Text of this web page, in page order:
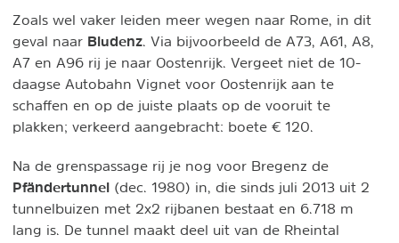
Zoals wel vaker leiden meer wegen naar Rome, in dit
geval naar Bludenz . Via bijvoorbeeld de A73, A61, A8,
A7 en A96 rij je naar Oostenrijk. Vergeet niet de 10-
daagse Autobahn Vignet voor Oostenrijk aan te
schaffen en op de juiste plaats op de vooruit te
plakken; verkeerd aangebracht: boete € 120.
Na de grenspassage rij je nog voor Bregenz de
Pfändertunnel (dec. 1980) in, die sinds juli 2013 uit 2
tunnelbuizen met 2x2 rijbanen bestaat en 6.718 m
lang is. De tunnel maakt deel uit van de Rheintal